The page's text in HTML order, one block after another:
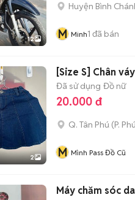
12
Huyện Bình
M Minh1 đã bán
2
[Size S] Chân
Đã sử dụng Đồ nữ
20.000 đ
Q. Tân Phú (P.
M Mình Pass Đồ Cũ
Máy chăm sóc